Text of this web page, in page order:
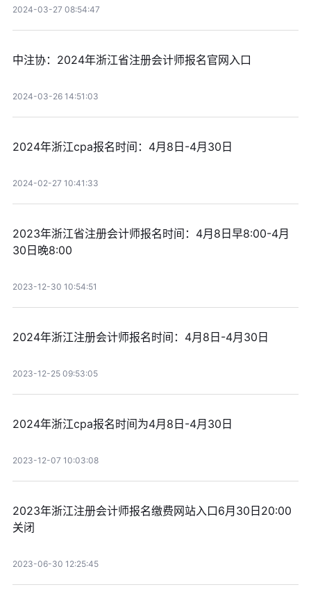
2024-03-27 08:54:47
中注协：2024年浙江省注册会计师报名官网入口
2024-03-26 14:51:03
2024年浙江cpa报名时间：4月8日-4月30日
2024-02-27 10:41:33
2023年浙江省注册会计师报名时间：4月8日早8:00-4月
30日晚8:00
2023-12-30 10:54:51
2024年浙江注册会计师报名时间：4月8日-4月30日
2023-12-25 09:53:05
2024年浙江cpa报名时间为4月8日-4月30日
2023-12-07 10:03:08
2023年浙江注册会计师报名缴费网站入口6月30日20:00
关闭
2023-06-30 12:25:45